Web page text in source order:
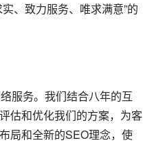
、致力服务、唯求满意”的
服务。我们结合八年的互
估和优化我们的方案，为客
局和全新的SEO理念，使